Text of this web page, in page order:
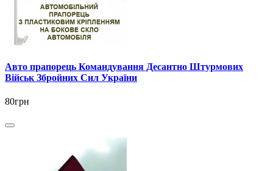
Авто прапорець Командування Десантно Штурмових
Військ Збройних Сил України
80грн